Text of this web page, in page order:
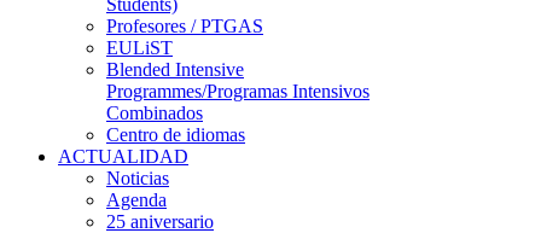
Profesores / PTGAS
EULiST
Blended Intensive
Programmes/Programas Intensivos
Combinados
Centro de idiomas
ACTUALIDAD
Noticias
Agenda
25 aniversario